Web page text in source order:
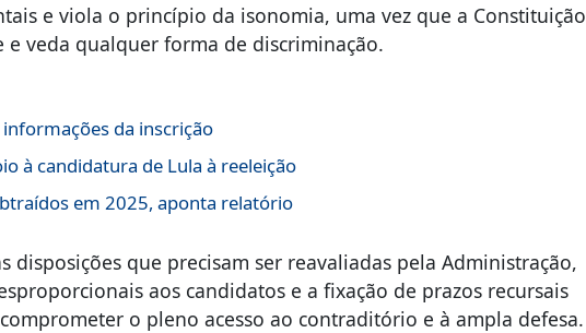
e viola o princípio da isonomia, uma vez que a Constituição
veda qualquer forma de discriminação.
da inscrição
à candidatura de Lula à reeleição
em 2025, aponta relatório
disposições que precisam ser reavaliadas pela Administração,
aos candidatos e a fixação de prazos recursais
o pleno acesso ao contraditório e à ampla defesa.